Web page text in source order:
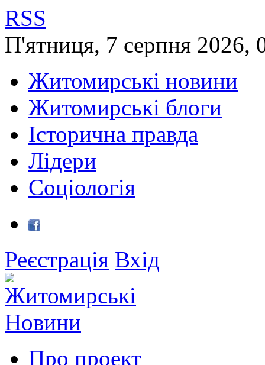
RSS
П'ятниця, 7 серпня 2026,
Житомирські новини
Житомирські блоги
Історична правда
Лідери
Соціологія
Реєстрація Вхід
Про проект